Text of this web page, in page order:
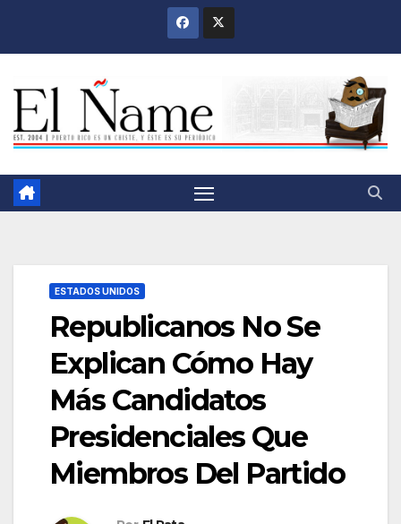
ESTADOS UNIDOS
Republicanos No Se
Explican Cómo Hay
Más Candidatos
Presidenciales Que
Miembros Del Partido